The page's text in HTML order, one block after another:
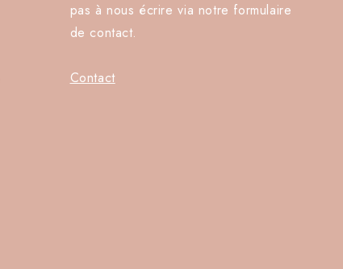
pas à nous écrire via notre formulaire
de contact.
Contact